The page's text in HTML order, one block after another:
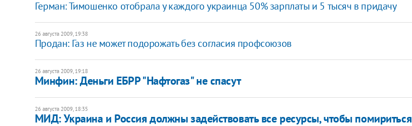
Герман: Тимошенко отобрала у каждого украинца 50% зарплаты и 5 тысяч в придачу
26 августа 2009, 19:38
Продан: Газ не может подорожать без согласия профсоюзов
26 августа 2009, 19:18
Минфин: Деньги ЕБРР "Нафтогаз" не спасут
26 августа 2009, 18:35
МИД: Украина и Россия должны задействовать все ресурсы, чтобы помириться